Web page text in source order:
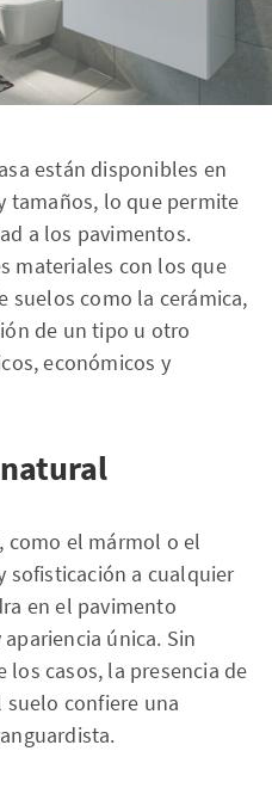
están disponibles en
tamaños, lo que permite
a los pavimentos.
materiales con los que
suelos como la cerámica,
de un tipo u otro
económicos y
como el mármol o el
sofisticación a cualquier
en el pavimento
única. Sin
los casos, la presencia de
confiere una